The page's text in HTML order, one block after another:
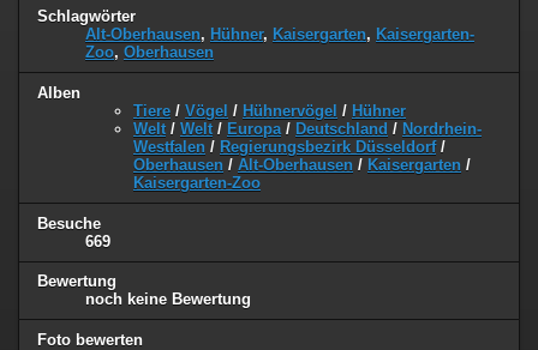
Schlagwörter
Alt-Oberhausen, Hühner, Kaisergarten, Kaisergarten-
Zoo, Oberhausen
Alben
Tiere / Vögel / Hühnervögel / Hühner
Welt / Welt / Europa / Deutschland / Nordrhein-
Westfalen / Regierungsbezirk Düsseldorf/
Oberhausen / Alt-Oberhausen / Kaisergarten /
Kaisergarten-Zoo
Besuche
669
Bewertung
noch keine Bewertung
Foto bewerten